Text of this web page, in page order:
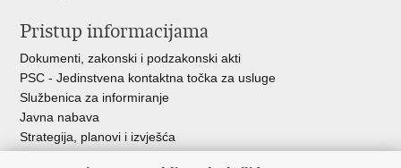
Pristup informacijama
Dokumenti, zakonski i podzakonski akti
PSC - Jedinstvena kontaktna točka za usluge
Službenica za informiranje
Javna nabava
Strategija, planovi i izvješća